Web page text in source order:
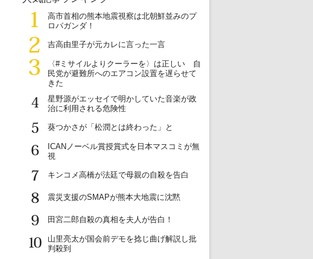
1
高市首相の熊本地震視察は北朝鮮並みのプ
ロパガンダ！
2
吉高由里子が元カレに言った一言
3
〈#ミサイルよりクーラーを〉は正しい 自
民党が避難所へのエアコン設置を遅らせて
きた
4
星野源がエッセイで明かしていた音楽が政
治に利用される危険性
5
葵つかさが「松潤とは終わった」と
6
ICANノーベル賞授賞式を日本マスコミが無
視
7
キンコメ高橋が法廷で母親の自殺を告白
8
震災支援のSMAPが熊本大地震に沈黙
9
田宮二郎自殺の真相を夫人が告白！
10
山里亮太が国会前デモを捻じ曲げ解説し批
判殺到